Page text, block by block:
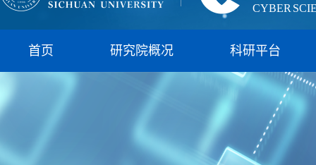
网络
CYBER
首页 研究院概况 科研平台